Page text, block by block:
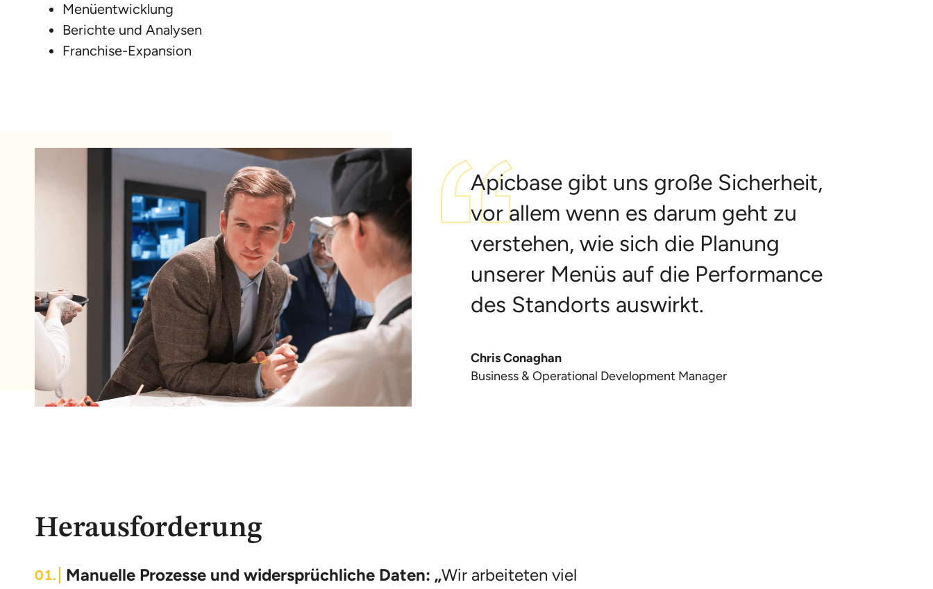
Menüentwicklung
Berichte und Analysen
Franchise-Expansion
Apicbase gibt uns große Sicherheit,
vor allem wenn es darum geht zu
verstehen, wie sich die Planung
unserer Menüs auf die Performance
des Standorts auswirkt.
Chris Conaghan
Business & Operational Development Manager
Herausforderung
Manuelle Prozesse und widersprüchliche Daten: „Wir arbeiteten viel